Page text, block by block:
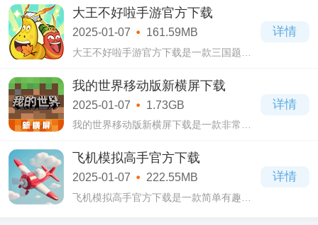
尽，可以满足广大用户日常的观看需求，
全天24小时在线更新推送各种不同类型的
短剧作
大王不好啦手游官方下载
2025-01-07 161.59MB
大王不好啦手游官方下载是一款三国题材
载这里你所熟悉的武将谋士，都将变成不
同的昆虫，不过战火依旧存在，而胜利者
也会是你
详情
我的世界移动版新横屏下载
2025-01-07 1.73GB
我的世界移动版新横屏下载是一款非常好
新横屏下载游戏提供庞大的像素世界，玩
家可以随机生成世界自由探险哦!
详情
飞机模拟高手官方下载
2025-01-07 222.55MB
飞机模拟高手官方下载是一款简单有趣的
详情